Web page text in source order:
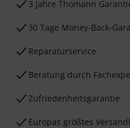
3 Jahre Thomann
30 Tage Money-Back-
Reparaturservice
Beratung durch
Zufriedenheitsgarantie
Europas größtes